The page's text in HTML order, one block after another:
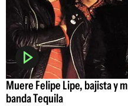
Muere Felipe Lipe, bajista y
banda Tequila